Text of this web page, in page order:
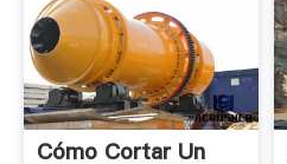
Cómo Cortar Un